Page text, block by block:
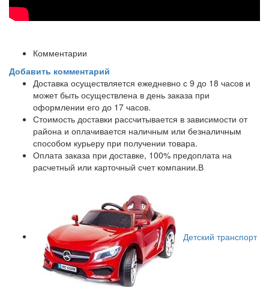
Комментарии
Добавить комментарий
Доставка осуществляется ежедневно с 9 до 18 часов и
может быть осуществлена в день заказа при
оформлении его до 17 часов.
Стоимость доставки рассчитывается в зависимости от
района и оплачивается наличным или безналичным
способом курьеру при получении товара.
Оплата заказа при доставке, 100% предоплата на
расчетный или карточный счет компании.В
Детский транспорт